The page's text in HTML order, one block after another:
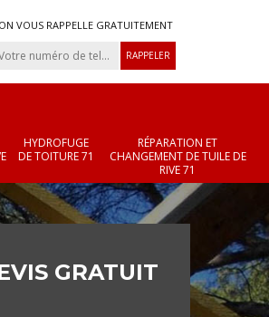
ON VOUS RAPPELLE GRATUITEMENT
HYDROFUGE
DE TOITURE 71
RÉPARATION ET
CHANGEMENT DE TUILE DE
RIVE 71
GRATUIT